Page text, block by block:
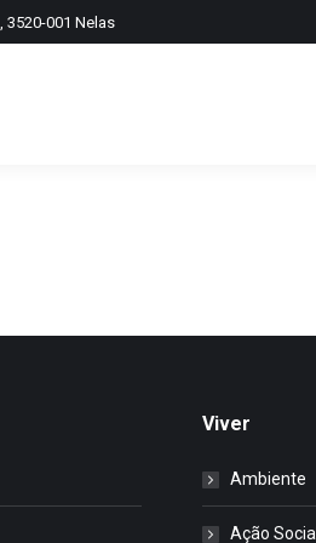
3520-001 Nelas
Viver
Ambiente
Ação Social